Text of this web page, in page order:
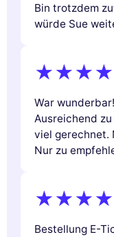
Bin trotzdem
würde Sue
War wunderbar!
Ausreichend
viel gerechnet.
Nur zu
Bestellung E-